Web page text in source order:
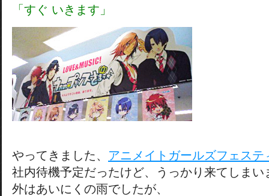
「すぐ いきます」
やってきました、 アニメイトガールズフェステ
社内待機予定だったけど、うっかり来てしまい
外はあいにくの雨でしたが、